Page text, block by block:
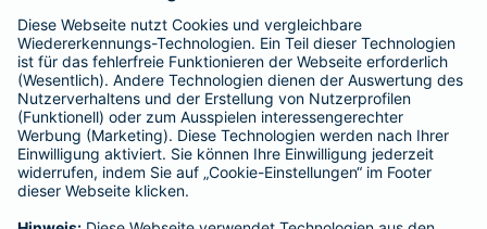
BELIEBTE SEITEN
Kranken-Zusatzversicherung
Tierversicherungen
Haftpflichtversicherung
Hausratversicherung